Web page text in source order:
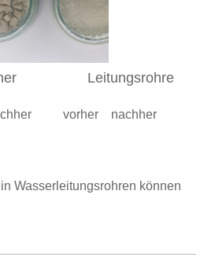
Leitungsrohre
vorher nachher
Wasserleitungsrohren können